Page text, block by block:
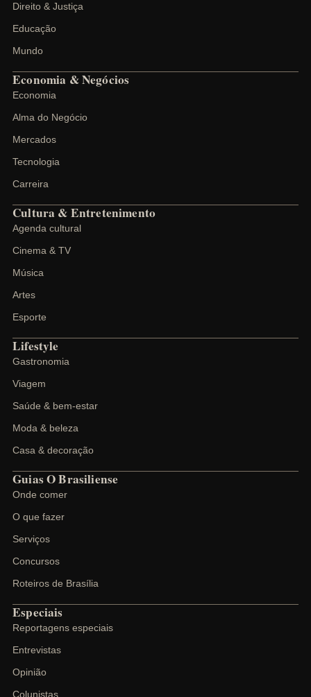
Direito & Justiça
Educação
Mundo
Economia & Negócios
Economia
Alma do Negócio
Mercados
Tecnologia
Carreira
Cultura & Entretenimento
Agenda cultural
Cinema & TV
Música
Artes
Esporte
Lifestyle
Gastronomia
Viagem
Saúde & bem-estar
Moda & beleza
Casa & decoração
Guias O Brasiliense
Onde comer
O que fazer
Serviços
Concursos
Roteiros de Brasília
Especiais
Reportagens especiais
Entrevistas
Opinião
Colunistas